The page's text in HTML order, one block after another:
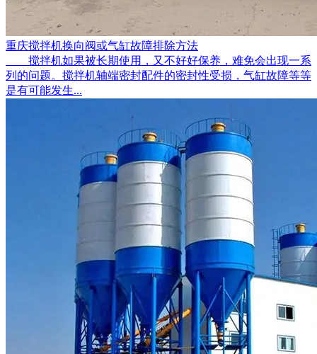
重庆搅拌机换向阀或气缸故障排除方法
搅拌机如果被长期使用，又不好好保养，难免会出现一系
列的问题。搅拌机轴端密封配件的密封性受损，气缸故障等等
是有可能发生...